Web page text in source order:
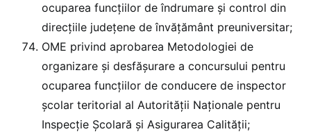
ocuparea funcțiilor de îndrumare şi control din
direcțiile județene de învățământ preuniversitar;
OME privind aprobarea Metodologiei de
organizare și desfășurare a concursului pentru
ocuparea funcțiilor de conducere de inspector
școlar teritorial al Autorității Naționale pentru
Inspecție Școlară și Asigurarea Calității;